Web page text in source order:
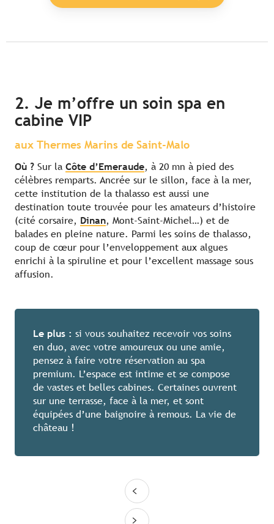
2. Je m’offre un soin spa en
cabine VIP
aux Thermes Marins de Saint-Malo
Où ? Sur la Côte d’Emeraude, à 20 mn à pied des
célèbres remparts. Ancrée sur le sillon, face à la mer,
cette institution de la thalasso est aussi une
destination toute trouvée pour les amateurs d’histoire
(cité corsaire, Dinan, Mont-Saint-Michel…) et de
balades en pleine nature. Parmi les soins de thalasso,
coup de cœur pour l’enveloppement aux algues
enrichi à la spiruline et pour l’excellent massage sous
affusion.
Le plus : si vous souhaitez recevoir vos soins
en duo, avec votre amoureux ou une amie,
pensez à faire votre réservation au spa
premium. L’espace est intime et se compose
de vastes et belles cabines. Certaines ouvrent
sur une terrasse, face à la mer, et sont
équipées d’une baignoire à remous. La vie de
château !